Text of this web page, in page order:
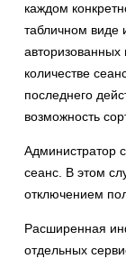
каждом
табличном виде
количестве
последнего
возможность
Администратор
сеанс. В этом
отключением
Расширенная
отдельных